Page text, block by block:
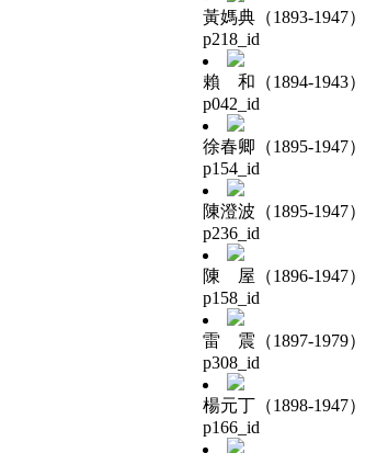
黃媽典（1893-1947）
p218_id
賴 和（1894-1943）
p042_id
徐春卿（1895-1947）
p154_id
陳澄波（1895-1947）
p236_id
陳 屋（1896-1947）
p158_id
雷 震（1897-1979）
p308_id
楊元丁（1898-1947）
p166_id